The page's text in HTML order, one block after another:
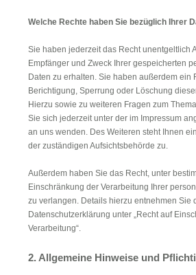
Welche Rechte haben Sie bezüglich Ihrer
Sie haben jederzeit das Recht unentgeltlich
Empfänger und Zweck Ihrer gespeicherten
Daten zu erhalten. Sie haben außerdem ein
Berichtigung, Sperrung oder Löschung
Hierzu sowie zu weiteren Fragen zum
Sie sich jederzeit unter der im Impressum
an uns wenden. Des Weiteren steht Ihnen
der zuständigen Aufsichtsbehörde zu.
Außerdem haben Sie das Recht, unter
Einschränkung der Verarbeitung Ihrer
zu verlangen. Details hierzu entnehmen Sie
Datenschutzerklärung unter „Recht auf
Verarbeitung“.
2. Allgemeine Hinweise und